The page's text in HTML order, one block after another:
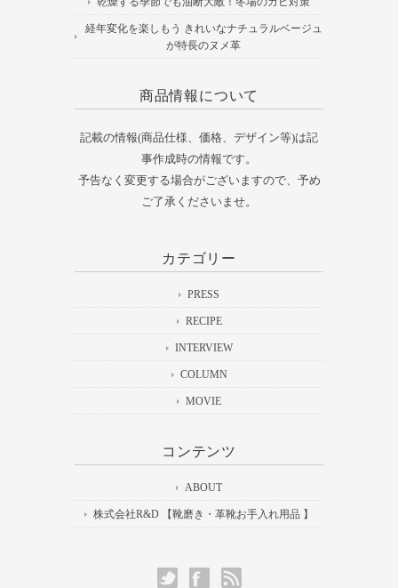
経年変化を楽しもう きれいなナチュラルベージュ
が特長のヌメ革
商品情報について
記載の情報(商品仕様、価格、デザイン等)は記
事作成時の情報です。
予告なく変更する場合がございますので、予め
ご了承くださいませ。
カテゴリー
PRESS
RECIPE
INTERVIEW
COLUMN
MOVIE
コンテンツ
ABOUT
株式会社R&D 【靴磨き・革靴お手入れ用品 】